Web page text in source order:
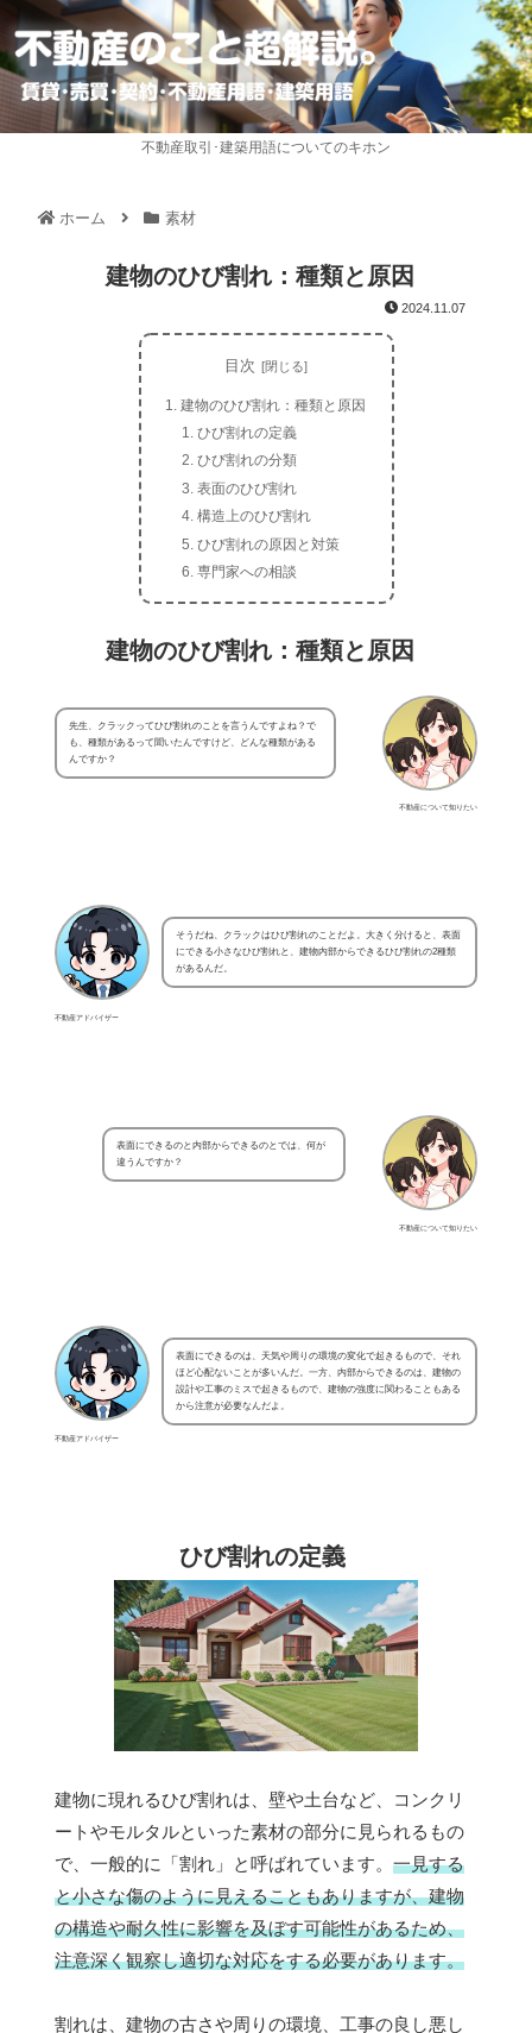
不動産取引･建築用語についてのキホン
ホーム 素材
建物のひび割れ：種類と原因
2024.11.07
目次
建物のひび割れ：種類と原因
ひび割れの定義
ひび割れの分類
表面のひび割れ
構造上のひび割れ
ひび割れの原因と対策
専門家への相談
建物のひび割れ：種類と原因
不動産について知りたい
先生、クラックってひび割れのことを言うんですよね？で
も、種類があるって聞いたんですけど、どんな種類がある
んですか？
不動産アドバイザー
そうだね、クラックはひび割れのことだよ。大きく分けると、表面
にできる小さなひび割れと、建物内部からできるひび割れの2種類
があるんだ。
不動産について知りたい
表面にできるのと内部からできるのとでは、何が
違うんですか？
不動産アドバイザー
表面にできるのは、天気や周りの環境の変化で起きるもので、それ
ほど心配ないことが多いんだ。一方、内部からできるのは、建物の
設計や工事のミスで起きるもので、建物の強度に関わることもある
から注意が必要なんだよ。
ひび割れの定義
建物に現れるひび割れは、壁や土台など、コンクリ
ートやモルタルといった素材の部分に見られるもの
で、一般的に「割れ」と呼ばれています。 一見する
と小さな傷のように見えることもありますが、建物
の構造や耐久性に影響を及ぼす可能性があるため、
注意深く観察し適切な対応をする必要があります。
割れは、建物の古さや周りの環境、工事の良し悪し